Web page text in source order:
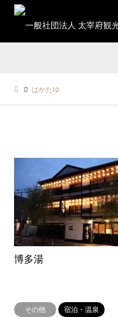
はかたゆ
博多湯
その他 宿泊・温泉